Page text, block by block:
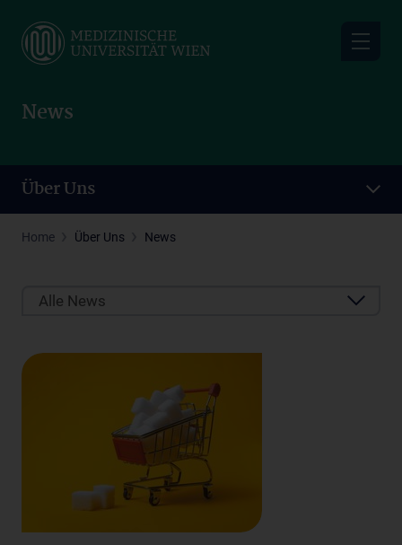
main
News
Über Uns
Home Über Uns News
Alle News